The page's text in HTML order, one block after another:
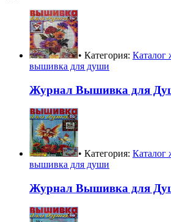
• Категория: Каталог
вышивка для души
Журнал Вышивка для
• Категория: Каталог
вышивка для души
Журнал Вышивка для